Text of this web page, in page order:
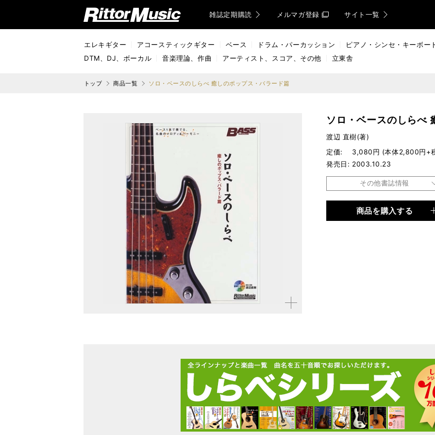
リットーミュージック (Rittor Music) 雑誌定期購読 メルマガ登録 サイト一覧
エレキギター アコースティックギター ベース ドラム・パーカッション
ピアノ・シンセ・キーボー
DTM、DJ、ボーカル
音楽理論、作曲 アーティスト、スコア、その他 立東舎
トップ 商品一覧 ソロ・ベースのしらべ 癒しのポップス・バラード篇
拡大す
ソロ・ベースのしらべ
渡辺 直樹(著)
定価
3,080円 (本体2,800円+
発売日
2003.10.23
その他書誌情報
楽譜
商品を購入する